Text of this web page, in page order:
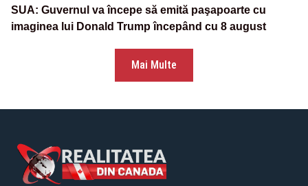
SUA: Guvernul va începe să emită paşapoarte cu
imaginea lui Donald Trump începând cu 8 august
Mai Multe